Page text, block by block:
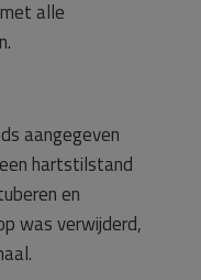
alle
aangegeven
hartstilstand
en
was verwijderd,